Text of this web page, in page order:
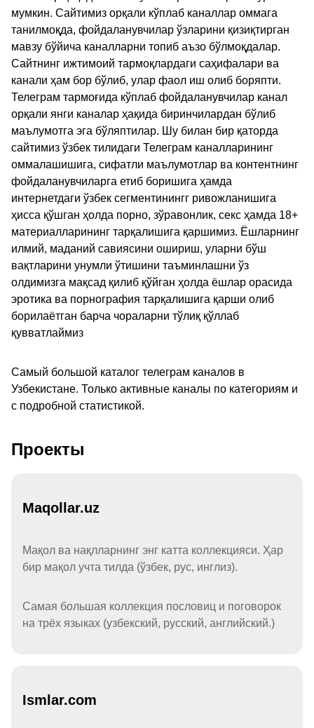
мумкин. Сайтимиз орқали кўплаб каналлар оммага
танилмоқда, фойдаланувчилар ўзларини қизиқтирган
мавзу бўйича каналларни топиб аъзо бўлмоқдалар.
Сайтнинг ижтимоий тармоқлардаги саҳифалари ва
канали ҳам бор бўлиб, улар фаол иш олиб боряпти.
Телеграм тармоғида кўплаб фойдаланувчилар канал
орқали янги каналар ҳақида биринчилардан бўлиб
маълумотга эга бўляптилар. Шу билан бир қаторда
сайтимиз ўзбек тилидаги Телеграм каналларининг
оммалашишига, сифатли маълумотлар ва контентнинг
фойдаланувчиларга етиб боришига ҳамда
интернетдаги ўзбек сегментинингг ривожланишига
ҳисса қўшган ҳолда порно, зўравонлик, секс ҳамда 18+
материалларининг тарқалишига қаршимиз. Ёшларнинг
илмий, маданий савиясини ошириш, уларни бўш
вақтларини унумли ўтишини таъминлашни ўз
олдимизга мақсад қилиб қўйган ҳолда ёшлар орасида
эротика ва порнография тарқалишига қарши олиб
борилаётган барча чораларни тўлиқ қўллаб
қувватлаймиз
Самый большой каталог телеграм каналов в
Узбекистане. Только активные каналы по категориям и
с подробной статистикой.
Проекты
Maqollar.uz
Мақол ва нақлларнинг энг катта коллекцияси. Ҳар
бир мақол учта тилда (ўзбек, рус, инглиз).
Самая большая коллекция пословиц и поговорок
на трёх языках (узбекский, русский, английский.)
Ismlar.com